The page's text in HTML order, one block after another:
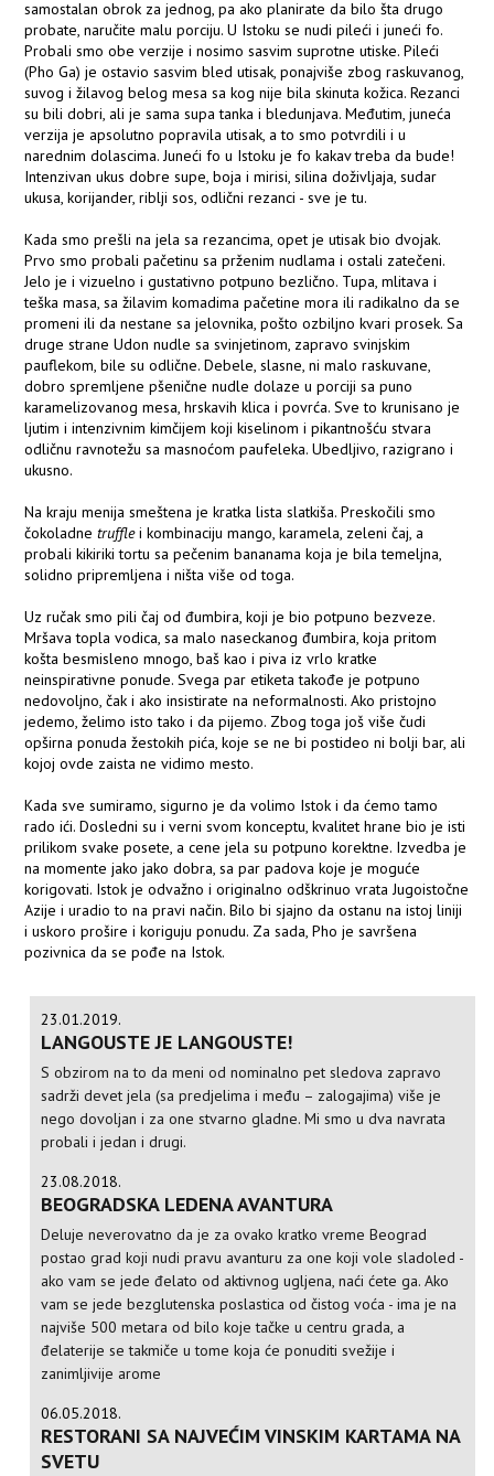
samostalan obrok za jednog, pa ako planirate da bilo šta drugo
probate, naručite malu porciju. U Istoku se nudi pileći i juneći fo.
Probali smo obe verzije i nosimo sasvim suprotne utiske. Pileći
(Pho Ga) je ostavio sasvim bled utisak, ponajviše zbog raskuvanog,
suvog i žilavog belog mesa sa kog nije bila skinuta kožica. Rezanci
su bili dobri, ali je sama supa tanka i bledunjava. Međutim, juneća
verzija je apsolutno popravila utisak, a to smo potvrdili i u
narednim dolascima. Juneći fo u Istoku je fo kakav treba da bude!
Intenzivan ukus dobre supe, boja i mirisi, silina doživljaja, sudar
ukusa, korijander, riblji sos, odlični rezanci - sve je tu.
Kada smo prešli na jela sa rezancima, opet je utisak bio dvojak.
Prvo smo probali pačetinu sa prženim nudlama i ostali zatečeni.
Jelo je i vizuelno i gustativno potpuno bezlično. Tupa, mlitava i
teška masa, sa žilavim komadima pačetine mora ili radikalno da se
promeni ili da nestane sa jelovnika, pošto ozbiljno kvari prosek. Sa
druge strane Udon nudle sa svinjetinom, zapravo svinjskim
pauflekom, bile su odlične. Debele, slasne, ni malo raskuvane,
dobro spremljene pšenične nudle dolaze u porciji sa puno
karamelizovanog mesa, hrskavih klica i povrća. Sve to krunisano je
ljutim i intenzivnim kimčijem koji kiselinom i pikantnošću stvara
odličnu ravnotežu sa masnoćom paufeleka. Ubedljivo, razigrano i
ukusno.
Na kraju menija smeštena je kratka lista slatkiša. Preskočili smo
čokoladnetrufflei kombinaciju mango, karamela, zeleni čaj, a
probali kikiriki tortu sa pečenim bananama koja je bila temeljna,
solidno pripremljena i ništa više od toga.
Uz ručak smo pili čaj od đumbira, koji je bio potpuno bezveze.
Mršava topla vodica, sa malo naseckanog đumbira, koja pritom
košta besmisleno mnogo, baš kao i piva iz vrlo kratke
neinspirativne ponude. Svega par etiketa takođe je potpuno
nedovoljno, čak i ako insistirate na neformalnosti. Ako pristojno
jedemo, želimo isto tako i da pijemo. Zbog toga još više čudi
opširna ponuda žestokih pića, koje se ne bi postideo ni bolji bar, ali
kojoj ovde zaista ne vidimo mesto.
Kada sve sumiramo, sigurno je da volimo Istok i da ćemo tamo
rado ići. Dosledni su i verni svom konceptu, kvalitet hrane bio je isti
prilikom svake posete, a cene jela su potpuno korektne. Izvedba je
na momente jako jako dobra, sa par padova koje je moguće
korigovati. Istok je odvažno i originalno odškrinuo vrata Jugoistočne
Azije i uradio to na pravi način. Bilo bi sjajno da ostanu na istoj liniji
i uskoro prošire i koriguju ponudu. Za sada, Pho je savršena
pozivnica da se pođe na Istok.
23.01.2019.
LANGOUSTE JE LANGOUSTE!
S obzirom na to da meni od nominalno pet sledova zapravo
sadrži devet jela (sa predjelima i među – zalogajima) više je
nego dovoljan i za one stvarno gladne. Mi smo u dva navrata
probali i jedan i drugi.
23.08.2018.
BEOGRADSKA LEDENA AVANTURA
Deluje neverovatno da je za ovako kratko vreme Beograd
postao grad koji nudi pravu avanturu za one koji vole sladoled -
ako vam se jede đelato od aktivnog ugljena, naći ćete ga. Ako
vam se jede bezglutenska poslastica od čistog voća - ima je na
najviše 500 metara od bilo koje tačke u centru grada, a
đelaterije se takmiče u tome koja će ponuditi svežije i
zanimljivije arome
06.05.2018.
RESTORANI SA NAJVEĆIM VINSKIM KARTAMA NA
SVETU